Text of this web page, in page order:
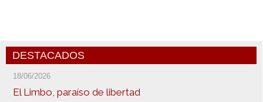
DESTACADOS
18/06/2026
El Limbo, paraíso de libertad